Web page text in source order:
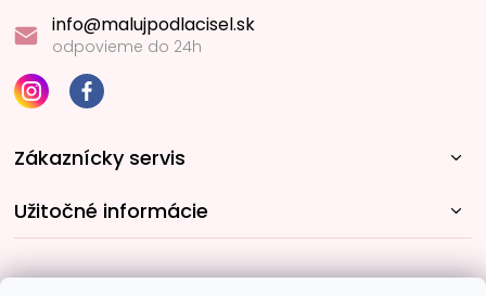
info@malujpodlacisel.sk
odpovieme do 24h
Zákaznícky servis
Užitočné informácie